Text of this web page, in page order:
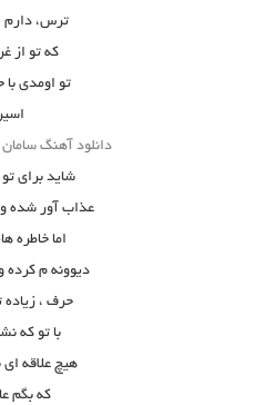
ترس، دارم
که تو از
تو اومدی
دانلود آهنگ
شاید برای
عذاب آور شده
اما خاطره
دیوونه م کرده
حرف ،
با تو که
هیچ علاقه
که بگم